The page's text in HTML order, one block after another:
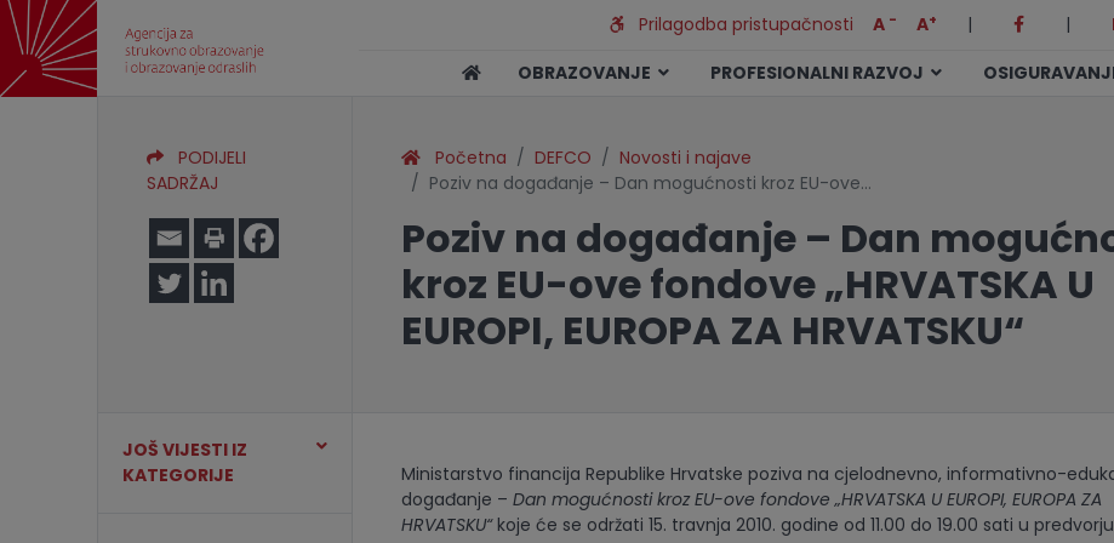
Prilagodba pristupačnosti A - A+ | |
OBRAZOVANJE
PROFESIONALNI RAZVOJ
PODIJELI
SADRŽAJ
Početna DEFCO
Novosti i najave
Poziv na događanje – Dan mogućnosti kroz EU-ove…
Poziv na događanje – Dan
kroz EU-ove fondove „HRVATSKA U
EUROPI, EUROPA ZA HRVATSKU“
JOŠ VIJESTI IZ
KATEGORIJE
Ministarstvo financija Republike Hrvatske poziva na cjelodnevno, informativno-
događanje – Dan mogućnosti kroz EU-ove fondove „HRVATSKA U EUROPI, EUROPA ZA
HRVATSKU“koje će se održati 15. travnja 2010. godine od 11.00 do 19.00 sati u